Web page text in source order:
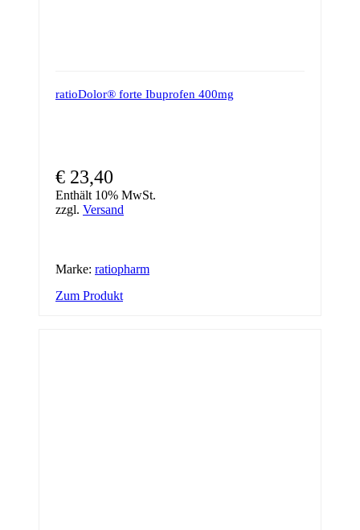
ratioDolor® forte Ibuprofen 400mg
€ 23,40
Enthält 10% MwSt.
zzgl. Versand
Marke: ratiopharm
Zum ProduktDieses